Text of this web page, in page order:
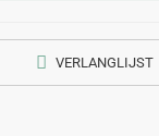
VERLANGLIJST